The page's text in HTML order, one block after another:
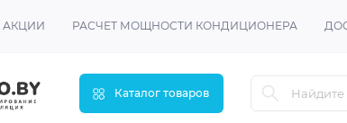
АКЦИИ РАСЧЕТ МОЩНОСТИ КОНДИЦИОНЕРА
Каталог товаров